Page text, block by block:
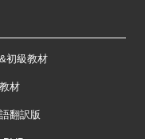
初級教材
材
翻訳版